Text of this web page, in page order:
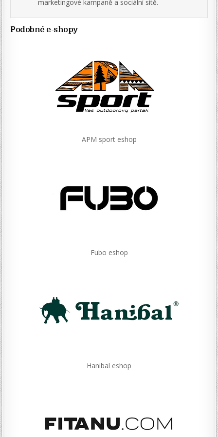
marketingové kampaně a sociální sítě.
Podobné e-shopy
APM sport eshop
Fubo eshop
Hanibal eshop